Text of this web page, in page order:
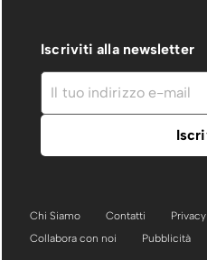
Iscriviti alla newsletter
Chi Siamo Contatti Privacy
Collabora con noi
Pubblicità